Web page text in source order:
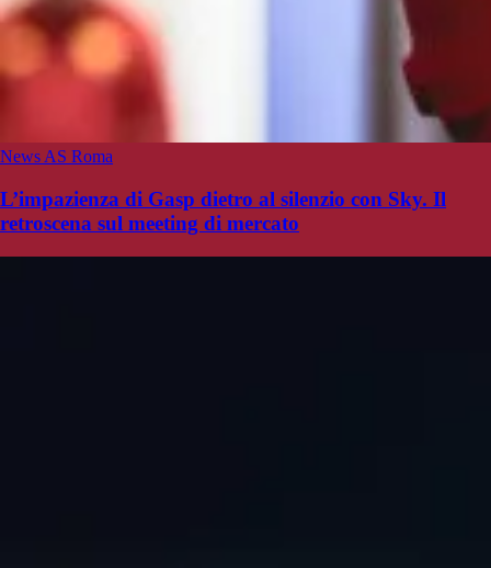
News AS Roma
L’impazienza di Gasp dietro al silenzio con Sky. Il
retroscena sul meeting di mercato